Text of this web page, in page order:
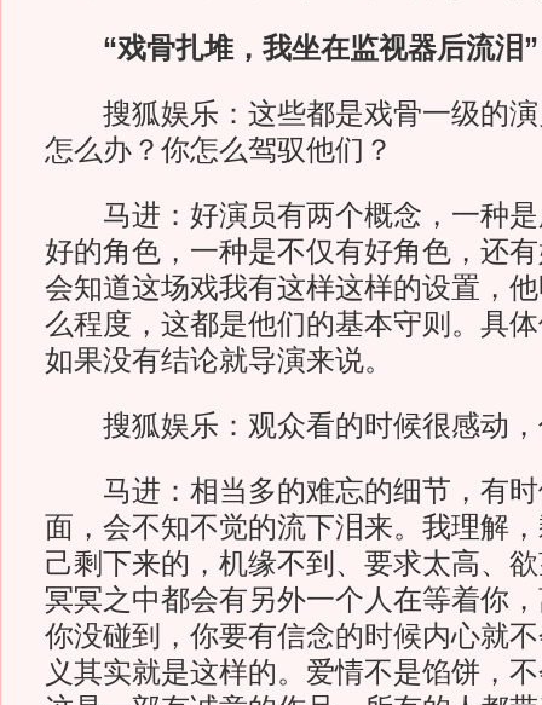
“戏骨扎堆，我坐在监视器后流泪”
搜狐娱乐：这些都是戏骨一级的演
怎么办？你怎么驾驭他们？
马进：好演员有两个概念，一种是
好的角色，一种是不仅有好角色，还
会知道这场戏我有这样这样的设置，
么程度，这都是他们的基本守则。具
如果没有结论就导演来说。
搜狐娱乐：观众看的时候很感动，
马进：相当多的难忘的细节，有时
面，会不知不觉的流下泪来。我理解
己剩下来的，机缘不到、要求太高、
冥冥之中都会有另外一个人在等着你
你没碰到，你要有信念的时候内心就
义其实就是这样的。爱情不是馅饼，